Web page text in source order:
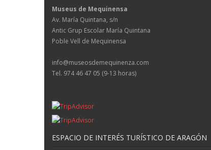
Museus de Mequinensa
Av. María Quintana, s/n
Antic Grup Escolar María Quintana
Poble Vell de Mequinensa
info@museosdemequinenza.com
Tel. 974 46 47 05 (9-13 horas)
ESPACIO DE INTERÉS TURÍSTICO DE ARAGÓN